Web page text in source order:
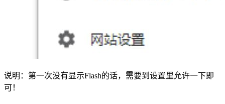
说明：第一次没有显示Flash的话，需要到设置里允许一下即
可！